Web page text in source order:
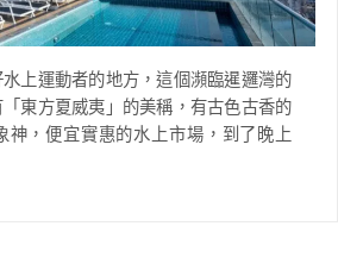
上運動者的地方，這個瀕臨暹邏灣的
東方夏威夷」的美稱，有古色古香的
神，便宜實惠的水上市場，到了晚上